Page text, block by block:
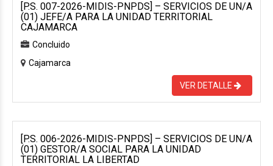
[P.S. 007-2026-MIDIS-PNPDS] – SERVICIOS DE UN/A
(01) JEFE/A PARA LA UNIDAD TERRITORIAL
CAJAMARCA
Concluido
Cajamarca
VER DETALLE
[P.S. 006-2026-MIDIS-PNPDS] – SERVICIOS DE UN/A
(01) GESTOR/A SOCIAL PARA LA UNIDAD
TERRITORIAL LA LIBERTAD